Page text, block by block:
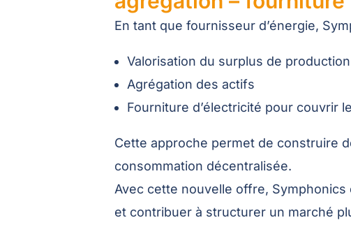
En tant que fournisseur d’énergie,
Valorisation du surplus de production
Agrégation des actifs
Fourniture d’électricité pour couvrir
Cette approche permet de construire
consommation décentralisée.
Avec cette nouvelle offre,
et contribuer à structurer un marché